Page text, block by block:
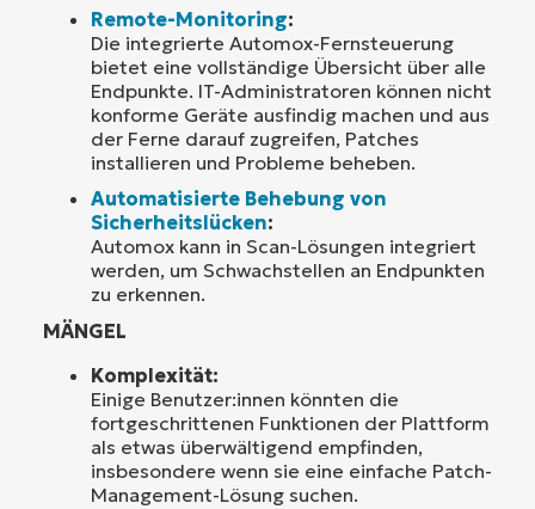
Remote-Monitoring:
Die integrierte Automox-Fernsteuerung
bietet eine vollständige Übersicht über alle
Endpunkte. IT-Administratoren können nicht
konforme Geräte ausfindig machen und aus
der Ferne darauf zugreifen, Patches
installieren und Probleme beheben.
Automatisierte Behebung von
Sicherheitslücken:
Automox kann in Scan-Lösungen integriert
werden, um Schwachstellen an Endpunkten
zu erkennen.
MÄNGEL
Komplexität:
Einige Benutzer:innen könnten die
fortgeschrittenen Funktionen der Plattform
als etwas überwältigend empfinden,
insbesondere wenn sie eine einfache Patch-
Management-Lösung suchen.